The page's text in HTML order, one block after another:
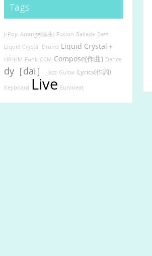
Tags
J-Pop Arrange(編曲) Fusion Ballade Bass
Liquid Crystal Drums Liquid Crystal＋
HR/HM Funk CCM Compose(作曲) Dance
dy［dai］ Jazz Guitar Lyrics(作詞)
Keyboard Live Eurobeat